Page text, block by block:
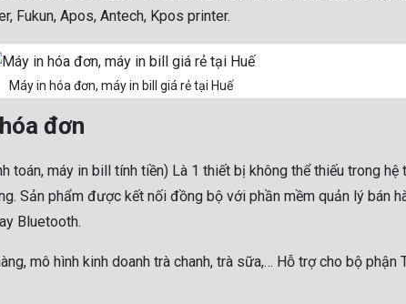
Fukun, Apos, Antech, Kpos printer.
Máy in hóa đơn, máy in bill giá rẻ tại Huế
đơn
toán, máy in bill tính tiền) Là 1 thiết bị không thể thiếu trong hệ
Sản phẩm được kết nối đồng bộ với phần mềm quản lý bán
Bluetooth.
mô hình kinh doanh trà chanh, trà sữa,… Hỗ trợ cho bộ phận